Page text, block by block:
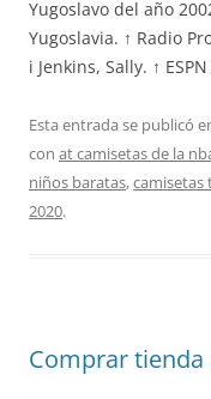
Yugoslavo del año
Yugoslavia. ↑ Radio
i Jenkins, Sally. ↑
Esta entrada se publicó
con at camisetas de la
niños baratas,camisetas
2020.
Comprar